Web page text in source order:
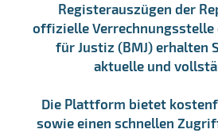
Registerauszügen der
offizielle
für Justiz (BMJ) erhalten
aktuelle und
Die Plattform bietet
sowie einen schnellen